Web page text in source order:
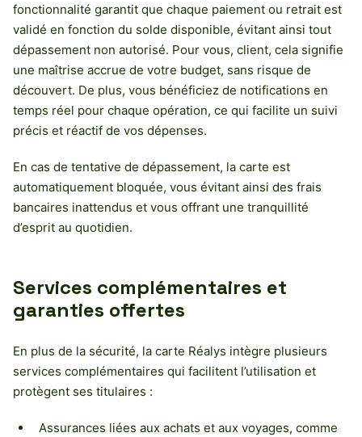
fonctionnalité garantit que chaque paiement ou retrait est
validé en fonction du solde disponible, évitant ainsi tout
dépassement non autorisé. Pour vous, client, cela signifie
une maîtrise accrue de votre budget, sans risque de
découvert. De plus, vous bénéficiez de notifications en
temps réel pour chaque opération, ce qui facilite un suivi
précis et réactif de vos dépenses.
En cas de tentative de dépassement, la carte est
automatiquement bloquée, vous évitant ainsi des frais
bancaires inattendus et vous offrant une tranquillité
d’esprit au quotidien.
Services complémentaires et
garanties offertes
En plus de la sécurité, la carte Réalys intègre plusieurs
services complémentaires qui facilitent l’utilisation et
protègent ses titulaires :
Assurances liées aux achats et aux voyages, comme